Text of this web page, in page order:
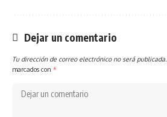
Dejar un comentario
Tu dirección de correo electrónico no será publicada.
marcados con *